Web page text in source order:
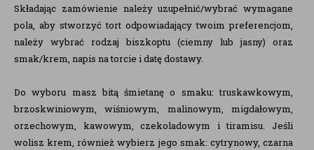
Składając zamówienie należy uzupełnić/wybrać wymagane
pola, aby stworzyć tort odpowiadający twoim preferencjom,
należy wybrać rodzaj biszkoptu (ciemny lub jasny) oraz
smak/krem, napis na torcie i datę dostawy.
Do wyboru masz bitą śmietanę o smaku: truskawkowym,
brzoskwiniowym, wiśniowym, malinowym, migdałowym,
orzechowym, kawowym, czekoladowym i tiramisu. Jeśli
wolisz krem, również wybierz jego smak: cytrynowy, czarna